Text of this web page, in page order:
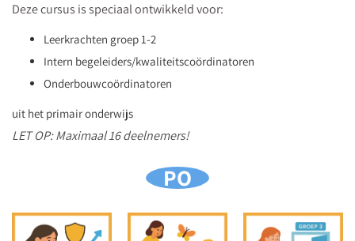
Deze cursus is speciaal ontwikkeld voor:
Leerkrachten groep 1-2
Intern begeleiders/kwaliteitscoördinatoren
Onderbouwcoördinatoren
uit het primair onderwijs
LET OP: Maximaal 16 deelnemers!
PO